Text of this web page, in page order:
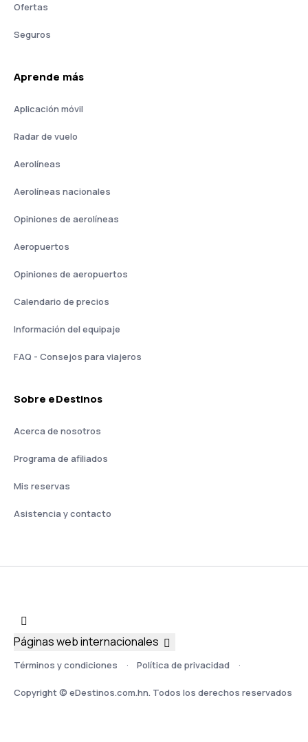
Ofertas
Seguros
Aprende más
Aplicación móvil
Radar de vuelo
Aerolíneas
Aerolíneas nacionales
Opiniones de aerolíneas
Aeropuertos
Opiniones de aeropuertos
Calendario de precios
Información del equipaje
FAQ - Consejos para viajeros
Sobre eDestinos
Acerca de nosotros
Programa de afiliados
Mis reservas
Asistencia y contacto
Términos y condiciones Política de privacidad
Copyright © eDestinos.com.hn. Todos los derechos reservados
Páginas web internacionales